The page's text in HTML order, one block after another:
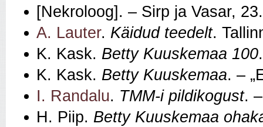
[Nekroloog]. – Sirp ja Vasar,
A. Lauter. Käidud teedelt.
K. Kask. Betty Kuuskemaa 100
K. Kask. Betty Kuuskemaa. –
I. Randalu. TMM-i pildikogust.
H. Piip. Betty Kuuskemaa